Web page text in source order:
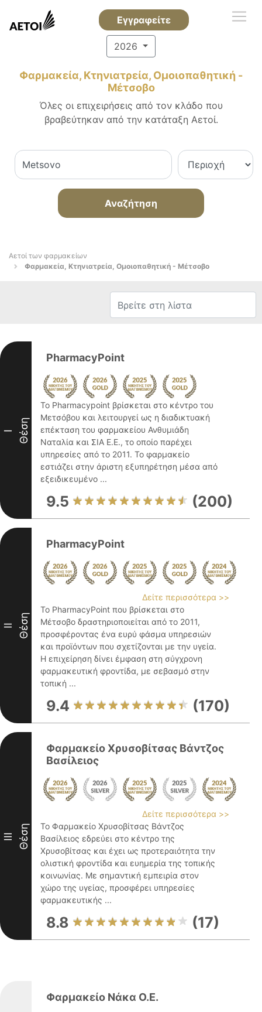
Εγγραφείτε
2026
Φαρμακεία, Κτηνιατρεία, Ομοιοπαθητική -
Μέτσοβο
Όλες οι επιχειρήσεις από τον κλάδο που
βραβεύτηκαν από την κατάταξη Αετοί.
Αναζήτηση
Αετοί των φαρμακείων
Φαρμακεία, Κτηνιατρεία, Ομοιοπαθητική - Μέτσοβο
I Θέση
PharmacyPoint
Το Pharmacypoint βρίσκεται στο κέντρο του
Μετσόβου και λειτουργεί ως η διαδικτυακή
επέκταση του φαρμακείου Ανθυμιάδη
Ναταλία και ΣΙΑ Ε.Ε., το οποίο παρέχει
υπηρεσίες από το 2011. Το φαρμακείο
εστιάζει στην άριστη εξυπηρέτηση μέσα από
εξειδικευμένο ...
9.5 (200)
II Θέση
PharmacyPoint
Δείτε περισσότερα >>
Το PharmacyPoint που βρίσκεται στο
Μέτσοβο δραστηριοποιείται από το 2011,
προσφέροντας ένα ευρύ φάσμα υπηρεσιών
και προϊόντων που σχετίζονται με την υγεία.
Η επιχείρηση δίνει έμφαση στη σύγχρονη
φαρμακευτική φροντίδα, με σεβασμό στην
τοπική ...
9.4 (170)
III Θέση
Φαρμακείο Χρυσοβίτσας Βάντζος
Βασίλειος
Δείτε περισσότερα >>
Το Φαρμακείο Χρυσοβίτσας Βάντζος
Βασίλειος εδρεύει στο κέντρο της
Χρυσοβίτσας και έχει ως προτεραιότητα την
ολιστική φροντίδα και ευημερία της τοπικής
κοινωνίας. Με σημαντική εμπειρία στον
χώρο της υγείας, προσφέρει υπηρεσίες
φαρμακευτικής ...
8.8 (17)
Φαρμακείο Νάκα Ο.Ε.